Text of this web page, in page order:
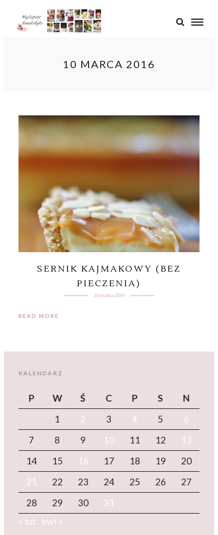
10 MARCA 2016
SERNIK KAJMAKOWY (BEZ
PIECZENIA)
10 marca 2016
READ MORE
KALENDARZ
P W Ś C P S
N
1
2 3 4 5
6
7
8 9 10 11 12
13
14
15 16 17 18 19
20
21
22 23 24 25 26
27
28
29 30
31
« lut
kwi »